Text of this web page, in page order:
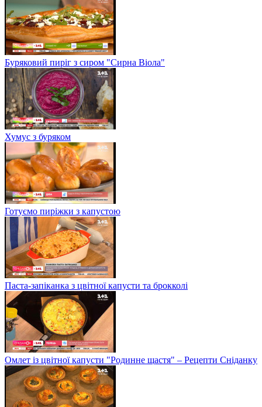
Буряковий пиріг з сиром "Сирна Віола"
Хумус з буряком
Готуємо пиріжки з капустою
Паста-запіканка з цвітної капусти та брокколі
Омлет із цвітної капусти "Родинне щастя" – Рецепти Сніданку